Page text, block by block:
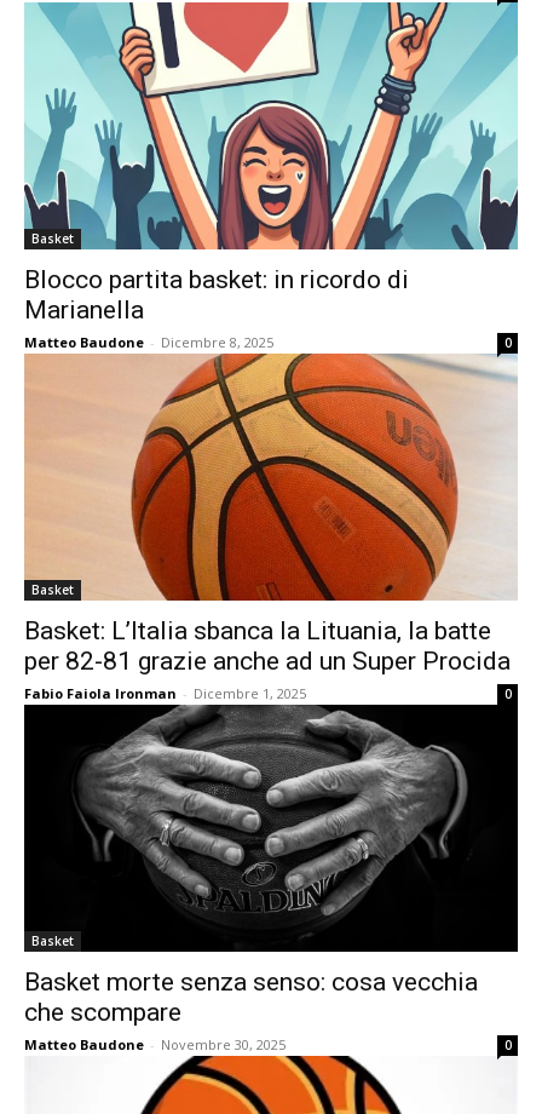
Basket
Blocco partita basket: in ricordo di
Marianella
Matteo Baudone - Dicembre 8, 2025 0
Basket
Basket: L’Italia sbanca la Lituania, la batte
per 82-81 grazie anche ad un Super Procida
Fabio Faiola Ironman - Dicembre 1, 2025 0
Basket
Basket morte senza senso: cosa vecchia
che scompare
Matteo Baudone - Novembre 30, 2025 0